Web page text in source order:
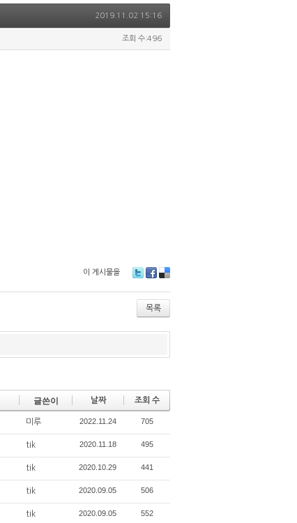
2019.11.02 15:16
조회 수:496
이 게시물을
wi
er
ce
bo
ok
lici
ou
s
목록
글쓴이 날짜 조회 수
미루 2022.11.24 705
tik 2020.11.18 495
tik 2020.10.29 441
tik 2020.09.05 506
tik 2020.09.05 552